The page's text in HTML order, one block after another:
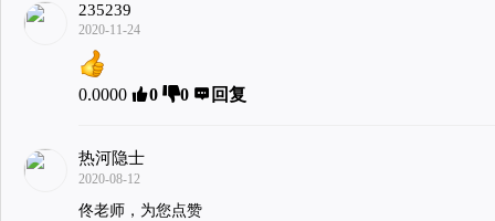
235239
2020-11-24
0.0000 0 0 回复
热河隐士
2020-08-12
佟老师，为您点赞